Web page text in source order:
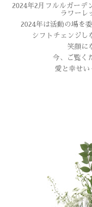
2024年2月フルルガーデ
ラワーレ
2024年は活動の場を
シフトチェンジし
笑顔に
今、ご覧く
愛と幸せい